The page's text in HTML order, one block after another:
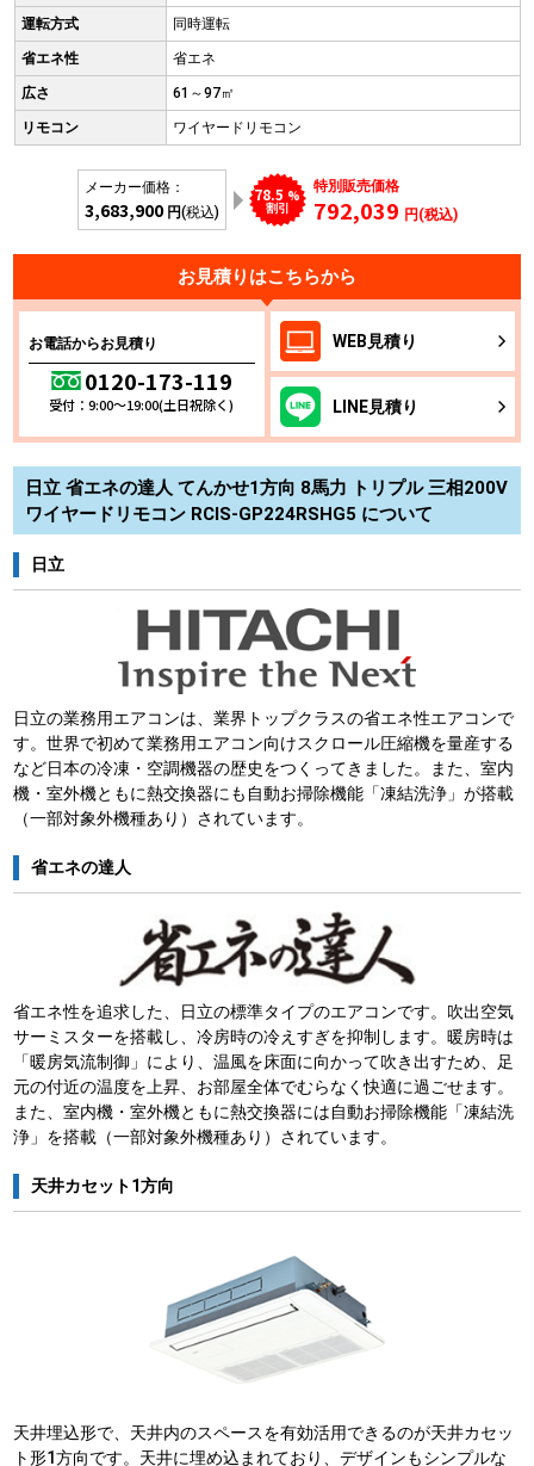
運転方式 同時運転
省エネ性 省エネ
広さ 61～97㎡
リモコン ワイヤードリモコン
メーカー価格：
3,683,900 円(税込)
78.5 %
割引
特別販売価格
792,039 円(税込)
お見積りはこちらから
お電話からお見積り
0120-173-119
受付：9:00～19:00(土日祝除く)
WEB 見積り
LINE見積り
日立 省エネの達人 てんかせ1方向 8馬力 トリプル 三相200V
ワイヤードリモコン RCIS-GP224RSHG5 について
日立
日立の業務用エアコンは、業界トップクラスの省エネ性エアコンで
す。世界で初めて業務用エアコン向けスクロール圧縮機を量産する
など日本の冷凍・空調機器の歴史をつくってきました。また、室内
機・室外機ともに熱交換器にも自動お掃除機能「凍結洗浄」が搭載
（一部対象外機種あり）されています。
省エネの達人
省エネ性を追求した、日立の標準タイプのエアコンです。吹出空気
サーミスターを搭載し、冷房時の冷えすぎを抑制します。暖房時は
「暖房気流制御」により、温風を床面に向かって吹き出すため、足
元の付近の温度を上昇、お部屋全体でむらなく快適に過ごせます。
また、室内機・室外機ともに熱交換器には自動お掃除機能「凍結洗
浄」を搭載（一部対象外機種あり）されています。
天井カセット1方向
天井埋込形で、天井内のスペースを有効活用できるのが天井カセッ
ト形1方向です。天井に埋め込まれており、デザインもシンプルな